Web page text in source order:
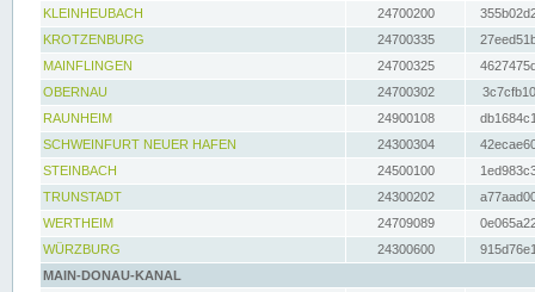
KLEINHEUBACH 24700200
KROTZENBURG
24700335
MAINFLINGEN
24700325
OBERNAU
24700302
RAUNHEIM
24900108
SCHWEINFURT NEUER HAFEN
24300304
STEINBACH
24500100
TRUNSTADT
24300202
WERTHEIM
24709089
WÜRZBURG
24300600
MAIN-DONAU-KANAL